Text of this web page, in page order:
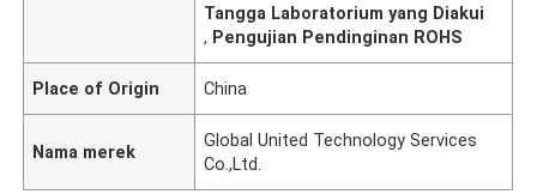
Tangga Laboratorium yang Diakui
, Pengujian Pendinginan ROHS
Place of Origin China
Nama merek
Global United Technology Services
Co.,Ltd.